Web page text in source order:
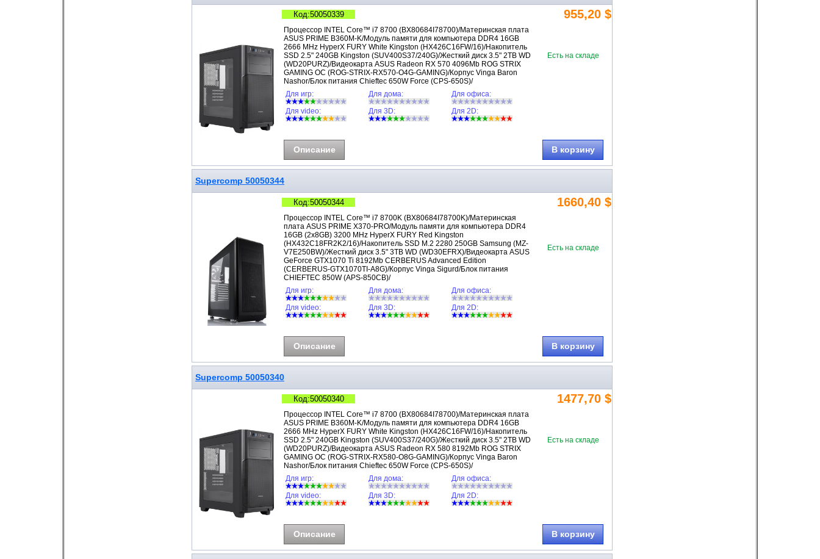
Код:50050339 955,20 $
Процессор INTEL Core™ i7 8700 (BX80684I78700)/Материнская плата
ASUS PRIME B360M-K/Модуль памяти для компьютера DDR4 16GB
2666 MHz HyperX FURY White Kingston (HX426C16FW/16)/Накопитель
SSD 2.5" 240GB Kingston (SUV400S37/240G)/Жесткий диск 3.5" 2TB WD
(WD20PURZ)/Видеокарта ASUS Radeon RX 570 4096Mb ROG STRIX
GAMING OC (ROG-STRIX-RX570-O4G-GAMING)/Корпус Vinga Baron
Nashor/Блок питания Chieftec 650W Force (CPS-650S)/
Есть на складе
Для игр: Для дома:
Для офиса:
Для video:
Для 3D: Для 2D:
Описание В корзину
Supercomp 50050344
Код:50050344 1660,40 $
Процессор INTEL Core™ i7 8700K (BX80684I78700K)/Материнская
плата ASUS PRIME X370-PRO/Модуль памяти для компьютера DDR4
16GB (2x8GB) 3200 MHz HyperX FURY Red Kingston
(HX432C18FR2K2/16)/Накопитель SSD M.2 2280 250GB Samsung (MZ-
V7E250BW)/Жесткий диск 3.5" 3TB WD (WD30EFRX)/Видеокарта ASUS
GeForce GTX1070 Ti 8192Mb CERBERUS Advanced Edition
(CERBERUS-GTX1070TI-A8G)/Корпус Vinga Sigurd/Блок питания
CHIEFTEC 850W (APS-850CB)/
Есть на складе
Для игр: Для дома:
Для офиса:
Для video:
Для 3D: Для 2D:
Описание В корзину
Supercomp 50050340
Код:50050340 1477,70 $
Процессор INTEL Core™ i7 8700 (BX80684I78700)/Материнская плата
ASUS PRIME B360M-K/Модуль памяти для компьютера DDR4 16GB
2666 MHz HyperX FURY White Kingston (HX426C16FW/16)/Накопитель
SSD 2.5" 240GB Kingston (SUV400S37/240G)/Жесткий диск 3.5" 2TB WD
(WD20PURZ)/Видеокарта ASUS Radeon RX 580 8192Mb ROG STRIX
GAMING OC (ROG-STRIX-RX580-O8G-GAMING)/Корпус Vinga Baron
Nashor/Блок питания Chieftec 650W Force (CPS-650S)/
Есть на складе
Для игр: Для дома:
Для офиса:
Для video:
Для 3D: Для 2D:
Описание В корзину